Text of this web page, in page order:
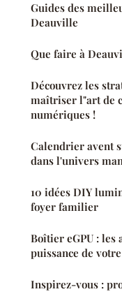
Guides des
Deauville
Que faire à
Découvrez les
maîtriser l"art de
numériques !
Calendrier avent
dans l'univers
10 idées DIY
foyer familier
Boîtier eGPU : les
puissance de
Inspirez-vous :